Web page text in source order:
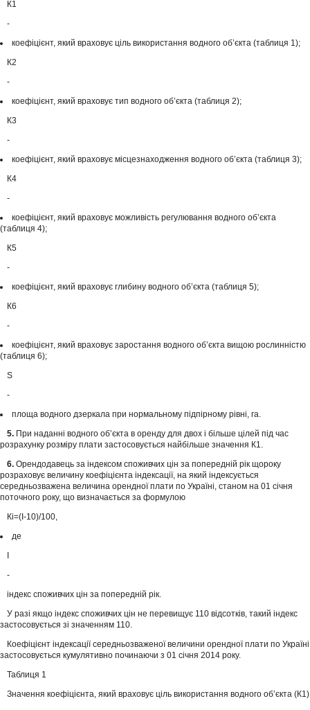
К1
-
коефіцієнт, який враховує ціль використання водного об’єкта (таблиця 1);
К2
-
коефіцієнт, який враховує тип водного об’єкта (таблиця 2);
К3
-
коефіцієнт, який враховує місцезнаходження водного об’єкта (таблиця 3);
К4
-
коефіцієнт, який враховує можливість регулювання водного об’єкта
(таблиця 4);
К5
-
коефіцієнт, який враховує глибину водного об’єкта (таблиця 5);
К6
-
коефіцієнт, який враховує заростання водного об’єкта вищою рослинністю
(таблиця 6);
S
-
площа водного дзеркала при нормальному підпірному рівні, га.
5. При наданні водного об’єкта в оренду для двох і більше цілей під час
розрахунку розміру плати застосовується найбільше значення К1.
6. Орендодавець за індексом споживчих цін за попередній рік щороку
розраховує величину коефіцієнта індексації, на який індексується
середньозважена величина орендної плати по Україні, станом на 01 січня
поточного року, що визначається за формулою
Кi=(І-10)/100,
де
-
індекс споживчих цін за попередній рік.
У разі якщо індекс споживчих цін не перевищує 110 відсотків, такий індекс
застосовується зі значенням 110.
Коефіцієнт індексації середньозваженої величини орендної плати по Україні
застосовується кумулятивно починаючи з 01 січня 2014 року.
Таблиця 1
Значення коефіцієнта, який враховує ціль використання водного об’єкта (К1)